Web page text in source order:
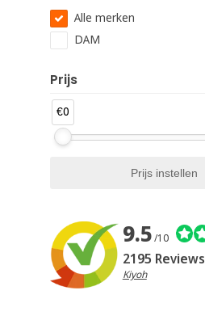
Alle merken
DAM
Prijs
€0
9.5/10
2195 Reviews
Kiyoh